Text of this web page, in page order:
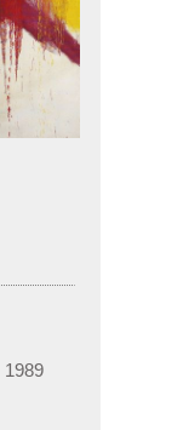
1989